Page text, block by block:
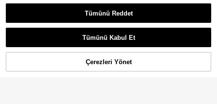
SOLERSUN
SOLERSUN Büyük Beden Kadınlar İ
lkbahar ve Yaz Modası Sade Şık Te
k Omuzlu Moda Zarif Kısa Kollu Asi
Tatil Takımı Sonbahar Kumaşı Kadın
lar İçin
En Çok Satanlar
Reflora Büyük Beden Düz Renk Bol
Üst ve Geniş Paça Pantolon 2 Parç
a Set
1.399
SEPETE EKLE
Tümünü Reddet
Tümünü Kabul Et
Çerezleri Yönet